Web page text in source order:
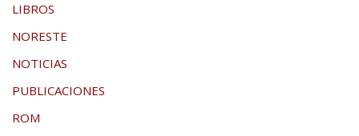
LIBROS
NORESTE
NOTICIAS
PUBLICACIONES
ROM